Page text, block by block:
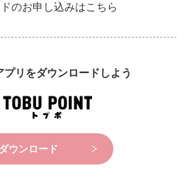
のお申し込みはこちら
リをダウンロードしよう
ダウンロード